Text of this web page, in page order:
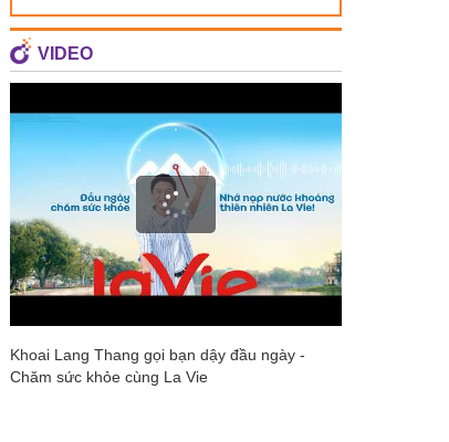
VIDEO
Khoai Lang Thang gọi bạn dậy đầu ngày -
Chăm sức khỏe cùng La Vie